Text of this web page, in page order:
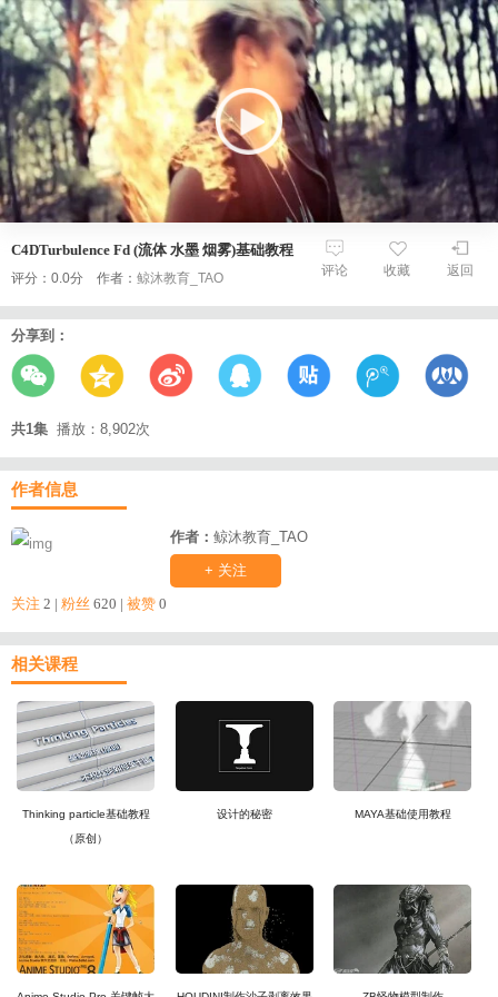
C4DTurbulence Fd (流体 水墨 烟雾)基础教程
评分：0.0分 作者： 鲸沐教育_TAO 返回
收藏
评论
分享到：
共1集 播放：8,902次
作者信息
作者：鲸沐教育_TAO
+ 关注
关注 2 | 粉丝 620 | 被赞 0
相关课程
Thinking particle基础教程
（原创）
设计的秘密 MAYA基础使用教程